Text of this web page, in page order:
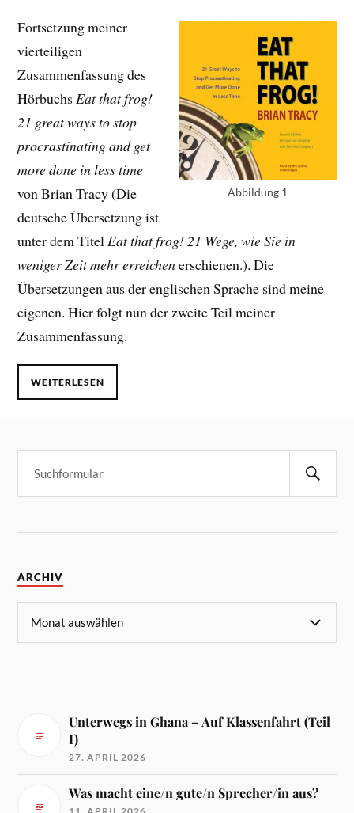
Abbildung 1
Fortsetzung meiner
vierteiligen
Zusammenfassung des
Hörbuchs Eat that frog!
21 great ways to stop
procrastinating and get
more done in less time
von Brian Tracy (Die
deutsche Übersetzung ist
unter dem Titel Eat that frog! 21 Wege, wie Sie in
weniger Zeit mehr erreichenerschienen.). Die
Übersetzungen aus der englischen Sprache sind meine
eigenen. Hier folgt nun der zweite Teil meiner
Zusammenfassung.
WEITERLESEN
ARCHIV
Unterwegs in Ghana – Auf Klassenfahrt (Teil
I)
27. APRIL 2026
Was macht eine/n gute/n Sprecher/in aus?